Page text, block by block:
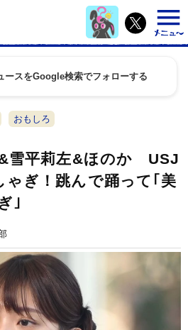
ースをGoogle検索でフォローする
おもしろ
雪平莉左&ほのか USJ
ゃぎ！跳んで踊って｢美
｣